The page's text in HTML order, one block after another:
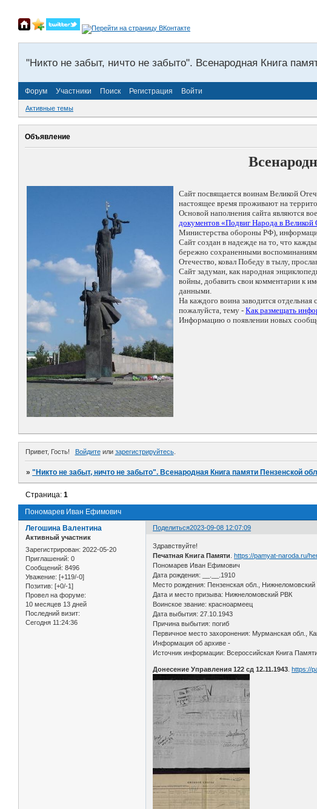
"Никто не забыт, ничто не забыто". Всенародная Книга
Форум Участники Поиск Регистрация Войти
Активные темы
Объявление
Сайт посвящается воинам Великой
настоящее время проживают на
Основой наполнения сайта являются
документов «Подвиг Народа в Великой
Министерства обороны РФ),
Сайт создан в надежде на то, что
бережно сохраненными
Отечество, ковал Победу в тылу,
Сайт задуман, как народная
войны, добавить свои комментарии к
данными.
На каждого воина заводится
пожалуйста, тему - Как размещать
Информацию о появлении новых
Привет, Гость! Войдитеили зарегистрируйтесь.
»"Никто не забыт, ничто не забыто". Всенародная Книга памяти Пензенской
Пономарев Иван Ефимович
Страница:1
Поделиться2023-09-08 12:07:09
Легошина Валентина
Активный участник
Зарегистрирован: 2022-05-20
Приглашений: 0
Сообщений: 8496
Уважение: [+119/-0]
Позитив: [+0/-1]
Провел на форуме:
10 месяцев 13 дней
Последний визит:
Сегодня 11:24:36
Здравствуйте!
Печатная Книга Памяти .https://pamyat-naroda.ru/
Пономарев Иван Ефимович
Дата рождения: __.__.1910
Место рождения: Пензенская обл.,
Дата и место призыва: Нижнеломовский РВК
Воинское звание: красноармеец
Дата выбытия: 27.10.1943
Причина выбытия: погиб
Первичное место захоронения: Мурманская обл.,
Информация об архиве -
Источник информации: Всероссийская Книга
Донесение Управления 122 сд 12.11.1943 .https://